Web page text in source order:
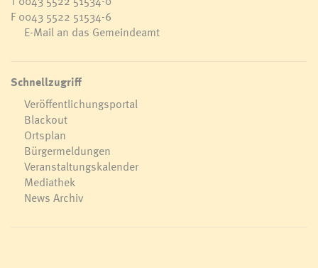
F 0043 5522 51534-6
E-Mail an das Gemeindeamt
Schnellzugriff
Veröffentlichungsportal
Blackout
Ortsplan
Bürgermeldungen
Veranstaltungskalender
Mediathek
News Archiv